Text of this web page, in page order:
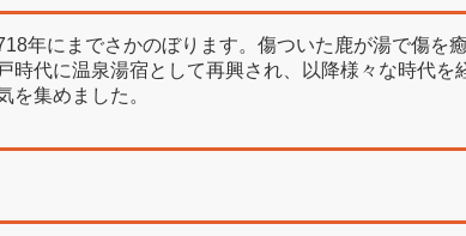
年にまでさかのぼります。傷ついた鹿が湯で傷
時代に温泉湯宿として再興され、以降様々な時代
を集めました​​​​。